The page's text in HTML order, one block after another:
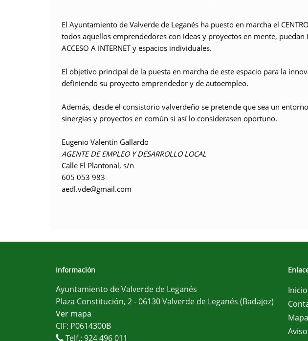
El Ayuntamiento de Valverde de Leganés ha puesto en marcha el
todos aquellos emprendedores con ideas y proyectos en mente,
ACCESO A INTERNETy espacios individuales.
El objetivo principal de la puesta en marcha de este espacio para la
definiendo su proyecto emprendedor y de autoempleo.
Además, desde el consistorio valverdeño se pretende que sea un
sinergias y proyectos en común si así lo considerasen oportuno.
Eugenio Valentín Gallardo
AGENTE DE EMPLEO Y DESARROLLO LOCAL
Calle El Plantonal, s/n
605 053 983
aedl.vde@gmail.com
Información
Ayuntamiento de Valverde de Leganés
Plaza Constitución, 2 - 06130 Valverde de Leganés (Badajoz)
Ver mapa
CIF: P0614300B
Telf.: 924 496 011
Inicio